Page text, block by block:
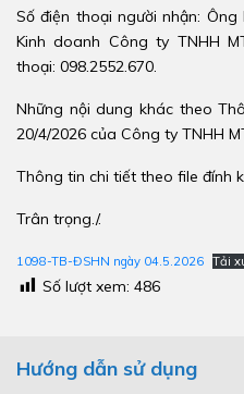
Số điện thoại người nhận:
Kinh doanh Công ty TNHH
thoại: 098.2552.670.
Những nội dung khác theo
20/4/2026 của Công ty TNHH
Thông tin chi tiết theo file đính
Trân trọng./.
1098-TB-ĐSHN ngày 04.5.2026 Tải
Số lượt xem: 486
Hướng dẫn sử dụng